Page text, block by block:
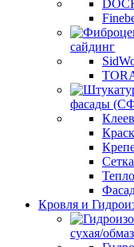
сайдинг
фасады
Кровля и
сухая/